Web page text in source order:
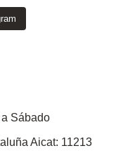
Sábado
Aicat: 11213